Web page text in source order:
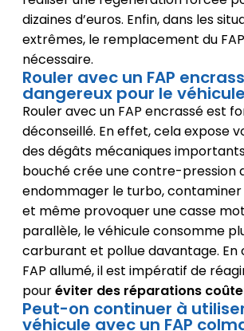
dizaines d’euros. Enfin, dans les
extrêmes, le remplacement du
nécessaire.
Rouler avec un FAP
dangereux pour le
Rouler avec un FAP encrassé est
déconseillé. En effet, cela expose
des dégâts mécaniques
bouché crée une contre-pression
endommager le turbo, contaminer
et même provoquer une casse
parallèle, le véhicule consomme
carburant et pollue davantage. En
FAP allumé, il est impératif de
pouréviter des réparations
Peut-on continuer à
véhicule avec un FAP